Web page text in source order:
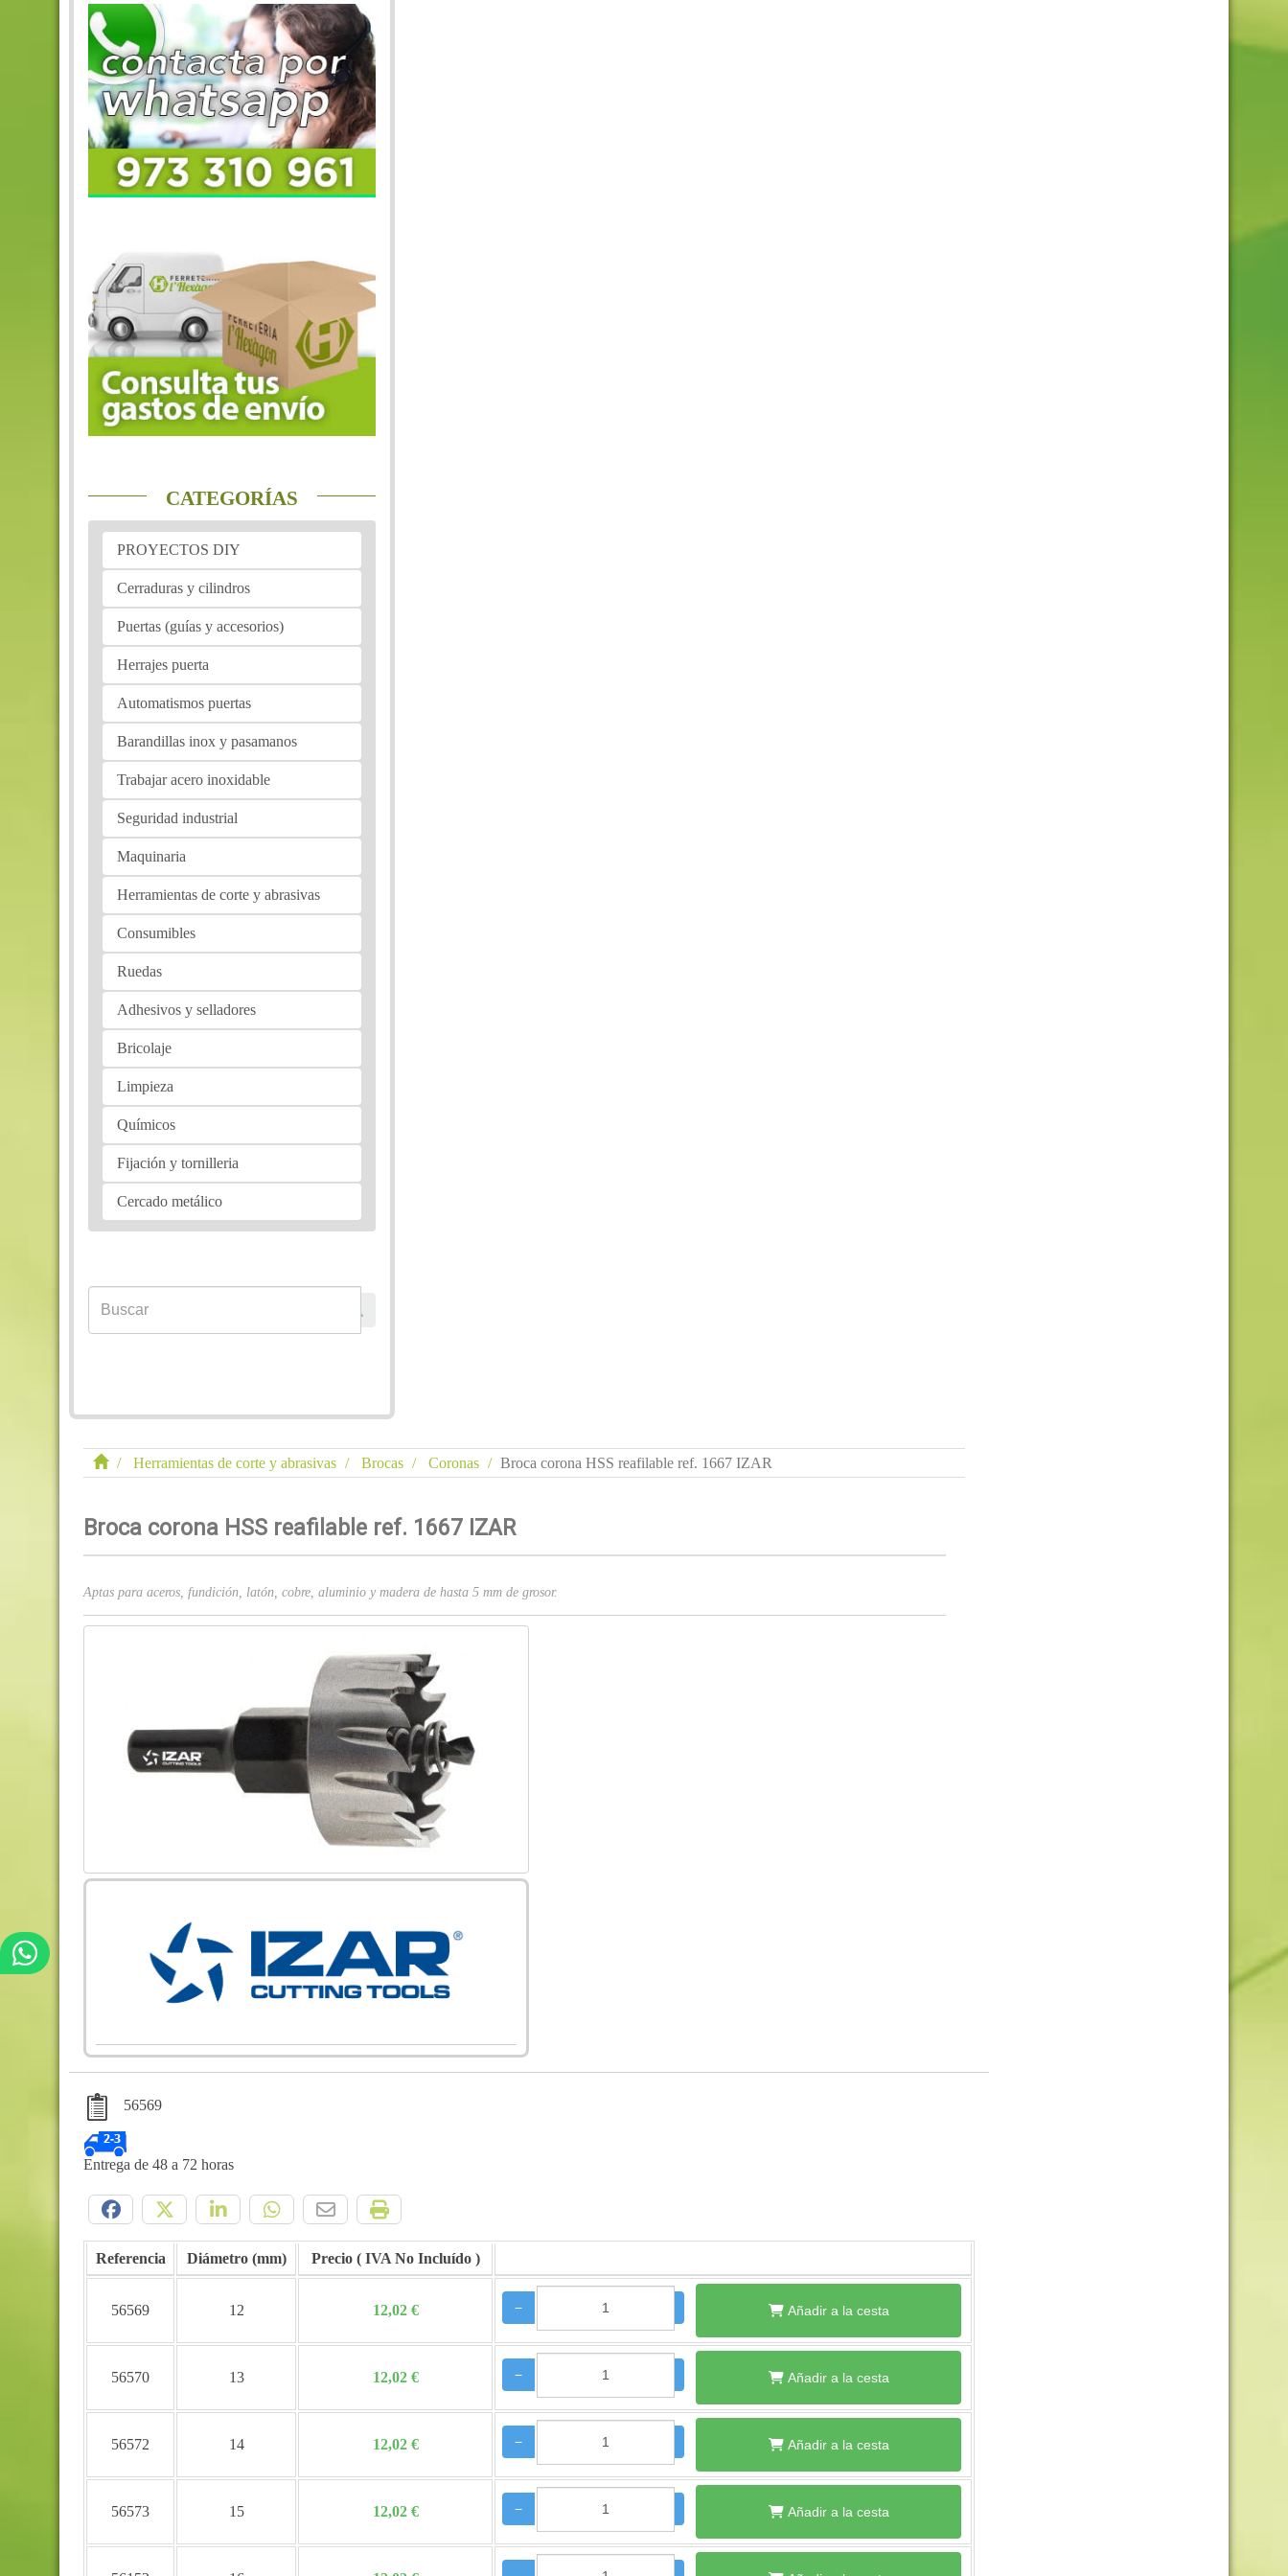
CATEGORÍAS
PROYECTOS DIY
Cerraduras y cilindros
Puertas (guías y accesorios)
Herrajes puerta
Automatismos puertas
Barandillas inox y pasamanos
Trabajar acero inoxidable
Seguridad industrial
Maquinaria
Herramientas de corte y abrasivas
Consumibles
Ruedas
Adhesivos y selladores
Bricolaje
Limpieza
Químicos
Fijación y tornilleria
Cercado metálico
Herramientas de corte y abrasivas Brocas Coronas Broca corona HSS reafilable ref. 1667 IZAR
Broca corona HSS reafilable ref. 1667 IZAR
Aptas para aceros, fundición, latón, cobre, aluminio y madera de hasta 5 mm de grosor.
56569
Entrega de 48 a 72 horas
Referencia Diámetro (mm) Precio
56569 12 12,02 € − Añadir a la cesta
56570 13 12,02 € − Añadir a la cesta
56572 14 12,02 € − Añadir a la cesta
56573 15 12,02 € − Añadir a la cesta